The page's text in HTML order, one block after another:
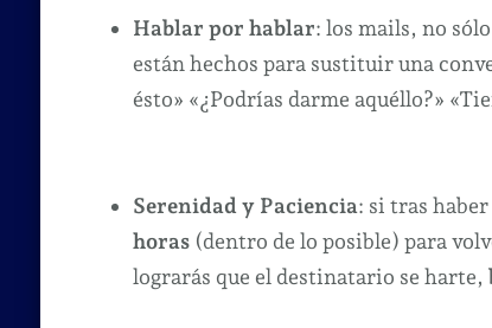
Hablar por hablar: los mails, no
están hechos para sustituir una
ésto» «¿Podrías darme aquéllo?»
Serenidad y Paciencia: si tras
horas(dentro de lo posible) para
lograrás que el destinatario se harte,